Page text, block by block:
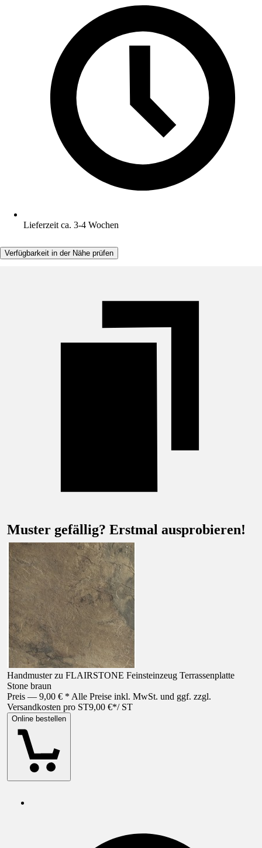
Lieferzeit ca. 3-4 Wochen
Verfügbarkeit in der Nähe prüfen
Muster gefällig? Erstmal ausprobieren!
Handmuster zu FLAIRSTONE Feinsteinzeug Terrassenplatte
Stone braun
Preis — 9,00 € * Alle Preise inkl. MwSt. und ggf. zzgl.
Versandkosten pro ST9,00 €*/ ST
Online bestellen